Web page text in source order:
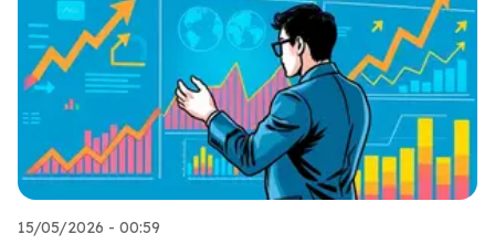
15/05/2026 - 00:59